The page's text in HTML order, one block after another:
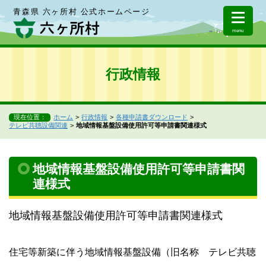
青森県 六ヶ所村 公式ホームページ
menu
行政情報
現在位置： ホーム 行政情報
各種申請書ダウンロード
テレビ共聴設備関連
地域情報基盤設備使用許可等申請書関連様式
地域情報基盤設備使用許可等申請書関
連様式
地域情報基盤設備使用許可等申請書関連様式
住宅等新築に伴う地域情報基盤設備（旧名称 テレビ共聴